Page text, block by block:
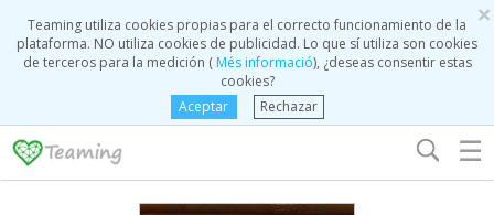
×
Teaming utiliza cookies propias para el correcto funcionamiento de la
plataforma. NO utiliza cookies de publicidad. Lo que sí utiliza son cookies
de terceros para la medición (Més informació), ¿deseas consentir estas
cookies?
Aceptar
Rechazar
☰